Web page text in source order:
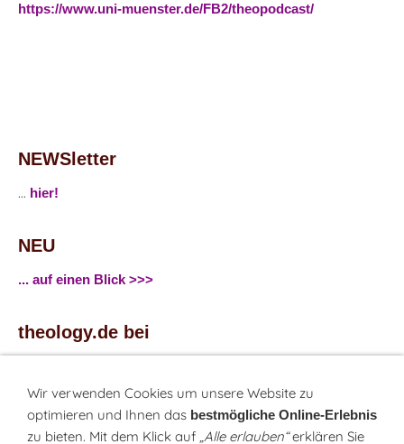
https://www.uni-muenster.de/FB2/theopodcast/
NEWSletter
... hier!
NEU
... auf einen Blick >>>
theology.de bei
...Twitter
Wir verwenden Cookies um unsere Website zu
optimieren und Ihnen das bestmögliche Online-Erlebnis
zu bieten. Mit dem Klick auf „Alle erlauben“erklären Sie